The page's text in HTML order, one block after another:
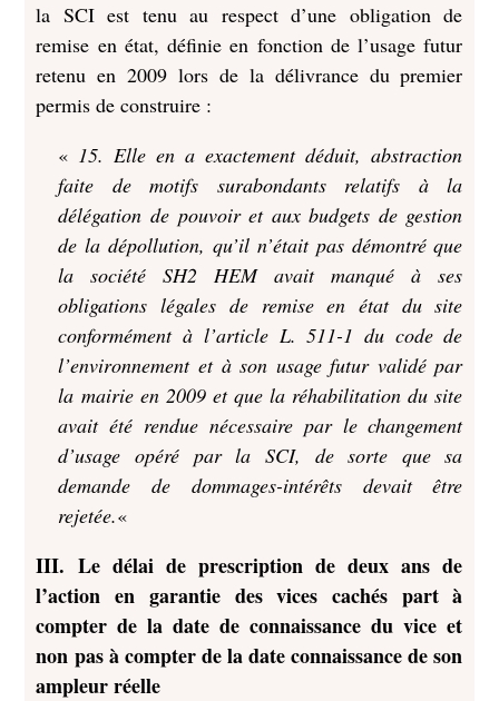
la SCI est tenu au respect d’une obligation de
remise en état, définie en fonction de l’usage futur
retenu en 2009 lors de la délivrance du premier
permis de construire :
« 15. Elle en a exactement déduit, abstraction
faite de motifs surabondants relatifs à la
délégation de pouvoir et aux budgets de gestion
de la dépollution, qu’il n’était pas démontré que
la société SH2 HEM avait manqué à ses
obligations légales de remise en état du site
conformément à l’article L. 511-1 du code de
l’environnement et à son usage futur validé par
la mairie en 2009 et que la réhabilitation du site
avait été rendue nécessaire par le changement
d’usage opéré par la SCI, de sorte que sa
demande de dommages-intérêts devait être
rejetée.«
III. Le délai de prescription de deux ans de
l’action en garantie des vices cachés part à
compter de la date de connaissance du vice et
non pas à compter de la date connaissance de son
ampleur réelle